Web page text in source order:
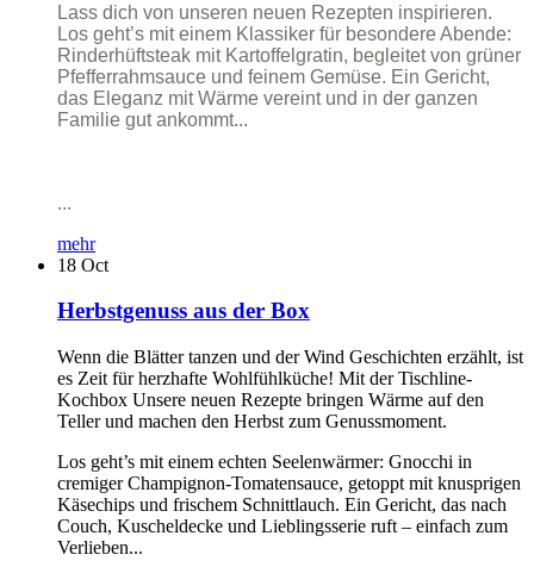
Lass dich von unseren neuen Rezepten inspirieren.
Los geht’s mit einem Klassiker für besondere Abende:
Rinderhüftsteak mit Kartoffelgratin, begleitet von grüner
Pfefferrahmsauce und feinem Gemüse. Ein Gericht,
das Eleganz mit Wärme vereint und in der ganzen
Familie gut ankommt...
...
mehr
18 Oct
Herbstgenuss aus der Box
Wenn die Blätter tanzen und der Wind Geschichten erzählt, ist
es Zeit für herzhafte Wohlfühlküche! Mit der Tischline-
Kochbox Unsere neuen Rezepte bringen Wärme auf den
Teller und machen den Herbst zum Genussmoment.
Los geht’s mit einem echten Seelenwärmer: Gnocchi in
cremiger Champignon-Tomatensauce, getoppt mit knusprigen
Käsechips und frischem Schnittlauch. Ein Gericht, das nach
Couch, Kuscheldecke und Lieblingsserie ruft – einfach zum
Verlieben...